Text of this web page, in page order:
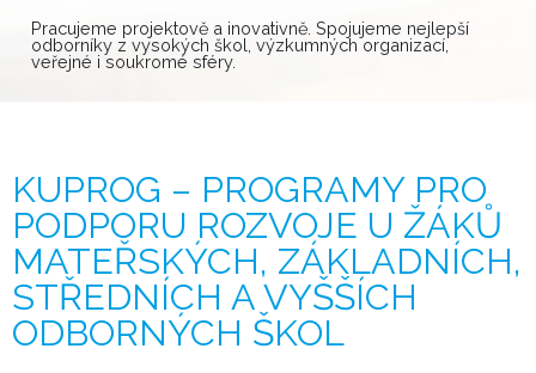
Pracujeme projektově a inovativně. Spojujeme nejlepší
odborníky z vysokých škol, výzkumných organizací,
veřejné i soukromé sféry.
KUPROG – PROGRAMY PRO
PODPORU ROZVOJE U ŽÁKŮ
MATEŘSKÝCH, ZÁKLADNÍCH,
STŘEDNÍCH A VYŠŠÍCH
ODBORNÝCH ŠKOL